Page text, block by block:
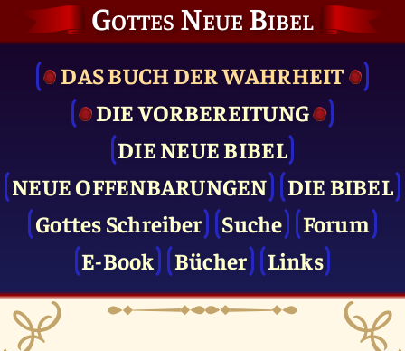
Gottes Neue Bibel
DAS BUCH DER WAHRHEIT
DIE VOR­BEREITUNG
DIE NEUE BIBEL
NEUE OFFENBARUNGEN
DIE BIBEL
Gottes Schreiber
Suche
Forum
E-Book
Bücher Links